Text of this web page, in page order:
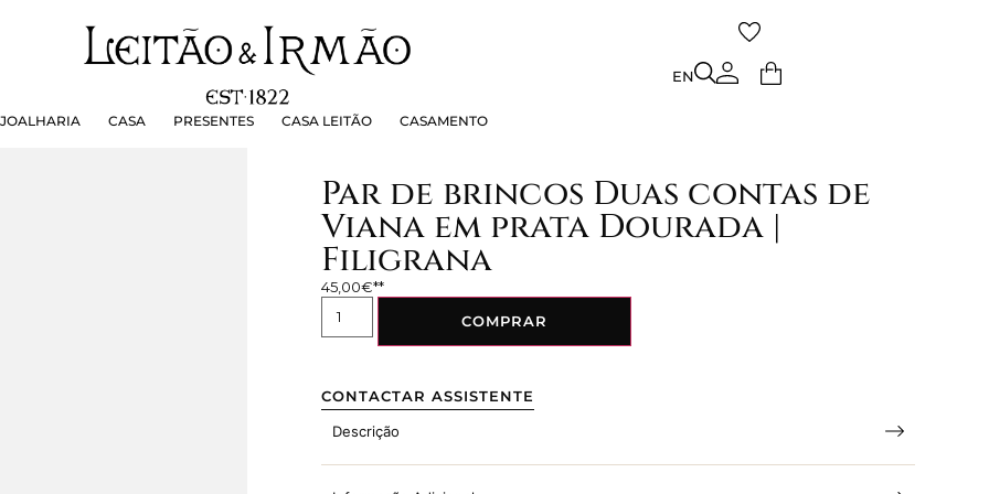
JOALHARIA CASA PRESENTES CASA LEITÃO CASAMENTO
EN
PRESENTES CASA LEITÃO
Par de brincos Duas contas de
Viana em prata Dourada |
Filigrana
45,00€
COMPRAR
CONTACTAR ASSISTENTE
Descrição